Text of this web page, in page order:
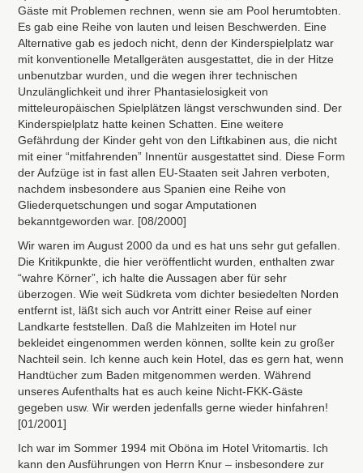
Gäste mit Problemen rechnen, wenn sie am Pool herumtobten.
Es gab eine Reihe von lauten und leisen Beschwerden. Eine
Alternative gab es jedoch nicht, denn der Kinderspielplatz war
mit konventionelle Metallgeräten ausgestattet, die in der Hitze
unbenutzbar wurden, und die wegen ihrer technischen
Unzulänglichkeit und ihrer Phantasielosigkeit von
mitteleuropäischen Spielplätzen längst verschwunden sind. Der
Kinderspielplatz hatte keinen Schatten. Eine weitere
Gefährdung der Kinder geht von den Liftkabinen aus, die nicht
mit einer “mitfahrenden” Innentür ausgestattet sind. Diese Form
der Aufzüge ist in fast allen EU-Staaten seit Jahren verboten,
nachdem insbesondere aus Spanien eine Reihe von
Gliederquetschungen und sogar Amputationen
bekanntgeworden war. [08/2000]
Wir waren im August 2000 da und es hat uns sehr gut gefallen.
Die Kritikpunkte, die hier veröffentlicht wurden, enthalten zwar
“wahre Körner”, ich halte die Aussagen aber für sehr
überzogen. Wie weit Südkreta vom dichter besiedelten Norden
entfernt ist, läßt sich auch vor Antritt einer Reise auf einer
Landkarte feststellen. Daß die Mahlzeiten im Hotel nur
bekleidet eingenommen werden können, sollte kein zu großer
Nachteil sein. Ich kenne auch kein Hotel, das es gern hat, wenn
Handtücher zum Baden mitgenommen werden. Während
unseres Aufenthalts hat es auch keine Nicht-FKK-Gäste
gegeben usw. Wir werden jedenfalls gerne wieder hinfahren!
[01/2001]
Ich war im Sommer 1994 mit Oböna im Hotel Vritomartis. Ich
kann den Ausführungen von Herrn Knur – insbesondere zur